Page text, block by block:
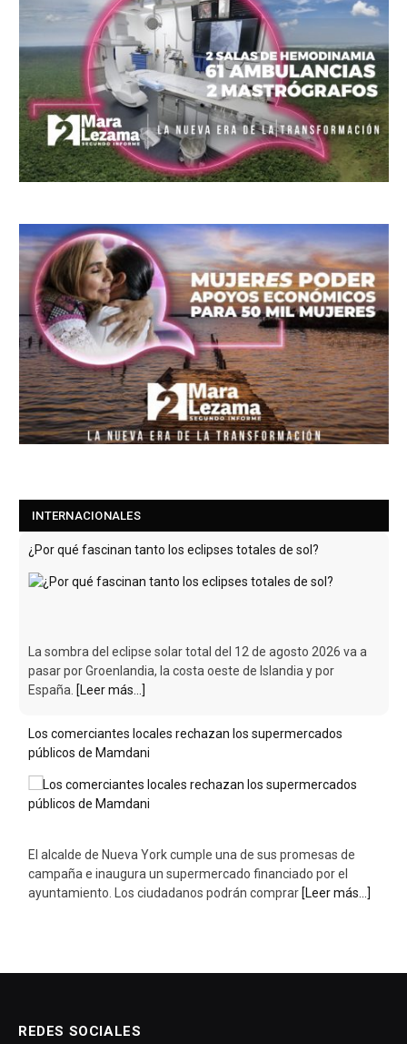
INTERNACIONALES
¿Por qué fascinan tanto los eclipses totales de sol?
La sombra del eclipse solar total del 12 de agosto 2026 va a
pasar por Groenlandia, la costa oeste de Islandia y por
España. [Leer más...]
Los comerciantes locales rechazan los supermercados
públicos de Mamdani
El alcalde de Nueva York cumple una de sus promesas de
campaña e inaugura un supermercado financiado por el
ayuntamiento. Los ciudadanos podrán comprar [Leer más...]
REDES SOCIALES